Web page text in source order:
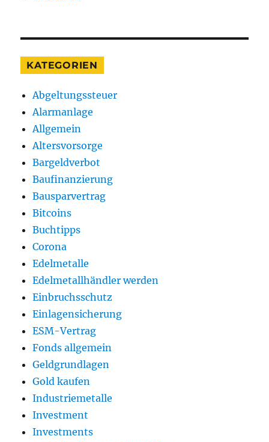
KATEGORIEN
Abgeltungssteuer
Alarmanlage
Allgemein
Altersvorsorge
Bargeldverbot
Baufinanzierung
Bausparvertrag
Bitcoins
Buchtipps
Corona
Edelmetalle
Edelmetallhändler werden
Einbruchsschutz
Einlagensicherung
ESM-Vertrag
Fonds allgemein
Geldgrundlagen
Gold kaufen
Industriemetalle
Investment
Investments